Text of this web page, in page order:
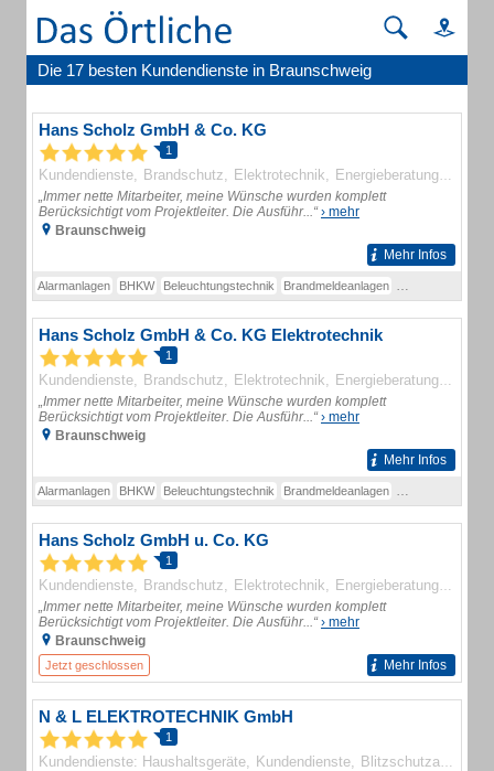
Die 17 besten Kundendienste in Braunschweig
Hans Scholz GmbH & Co. KG
1
Kundendienste Brandschutz Elektrotechnik Energieberatung
„Immer nette Mitarbeiter, meine Wünsche wurden komplett
Berücksichtigt vom Projektleiter. Die Ausführ...“› mehr
Braunschweig
Mehr Infos
Alarmanlagen BHKW Beleuchtungstechnik Brandmeldeanlagen
Hans Scholz GmbH & Co. KG Elektrotechnik
1
Kundendienste Brandschutz Elektrotechnik Energieberatung
„Immer nette Mitarbeiter, meine Wünsche wurden komplett
Berücksichtigt vom Projektleiter. Die Ausführ...“› mehr
Braunschweig
Mehr Infos
Alarmanlagen BHKW Beleuchtungstechnik Brandmeldeanlagen
Hans Scholz GmbH u. Co. KG
1
Kundendienste Brandschutz Elektrotechnik Energieberatung
„Immer nette Mitarbeiter, meine Wünsche wurden komplett
Berücksichtigt vom Projektleiter. Die Ausführ...“› mehr
Braunschweig
Jetzt geschlossen Mehr Infos
N & L ELEKTROTECHNIK GmbH
1
Kundendienste: Haushaltsgeräte Kundendienste Blitzschutzanlagen